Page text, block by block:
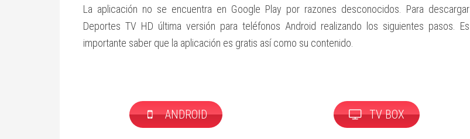
La aplicación no se encuentra en Google Play por razones desconocidos. Para descargar
Deportes TV HD última versión para teléfonos Android realizando los siguientes pasos. Es
importante saber que la aplicación es gratis así como su contenido.
ANDROID TV BOX